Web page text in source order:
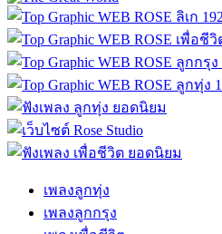
เพลงลูกทุ่ง
เพลงลูกกรุง